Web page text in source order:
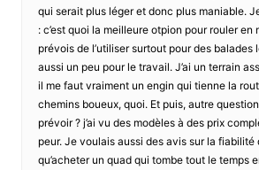
qui serait plus léger et donc plus maniable.
: c’est quoi la meilleure otpion pour rouler en
prévois de l’utiliser surtout pour des balades
aussi un peu pour le travail. J’ai un terrain
il me faut vraiment un engin qui tienne la
chemins boueux, quoi. Et puis, autre
prévoir ? j’ai vu des modèles à des prix
peur. Je voulais aussi des avis sur la fiabilité
qu’acheter un quad qui tombe tout le temps